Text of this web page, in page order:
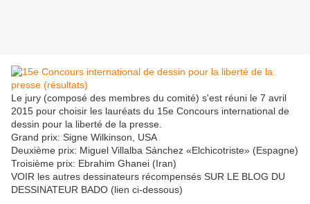
Le jury (composé des membres du comité) s'est réuni le 7 avril
2015 pour choisir les lauréats du 15e Concours international de
dessin pour la liberté de la presse.
Grand prix: Signe Wilkinson, USA
Deuxième prix: Miguel Villalba Sánchez «Elchicotriste» (Espagne)
Troisième prix: Ebrahim Ghanei (Iran)
VOIR les autres dessinateurs récompensés SUR LE BLOG DU
DESSINATEUR BADO (lien ci-dessous)